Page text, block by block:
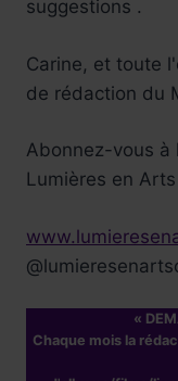
suggestions .
Carine, et toute
de rédaction du
Abonnez-vous à
Lumières en Arts
«
Chaque mois la